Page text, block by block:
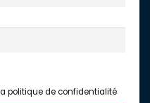
politique de confidentialité